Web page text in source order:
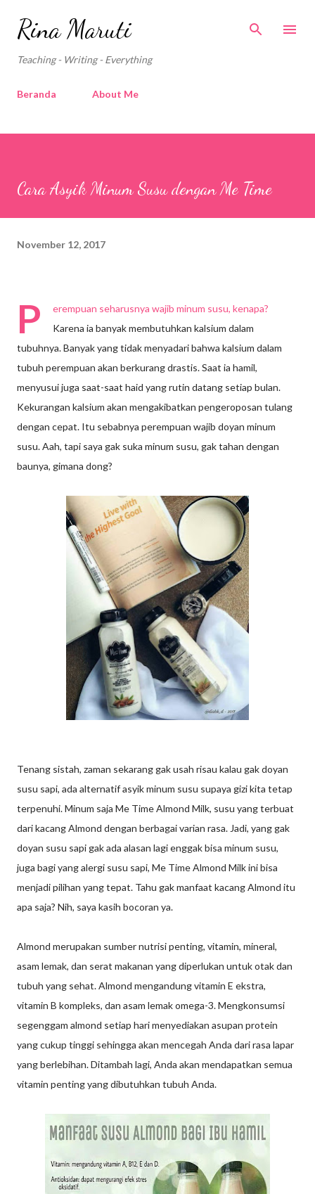
Rina Maruti
Teaching - Writing - Everything
Beranda About Me
Cara Asyik Minum Susu dengan Me Time
November 12, 2017
P
erempuan seharusnya wajib minum susu, kenapa?
Karena ia banyak membutuhkan kalsium dalam
tubuhnya. Banyak yang tidak menyadari bahwa kalsium dalam
tubuh perempuan akan berkurang drastis. Saat ia hamil,
menyusui juga saat-saat haid yang rutin datang setiap bulan.
Kekurangan kalsium akan mengakibatkan pengeroposan tulang
dengan cepat. Itu sebabnya perempuan wajib doyan minum
susu. Aah, tapi saya gak suka minum susu, gak tahan dengan
baunya, gimana dong?
Tenang sistah, zaman sekarang gak usah risau kalau gak doyan
susu sapi, ada alternatif asyik minum susu supaya gizi kita tetap
terpenuhi. Minum saja Me Time Almond Milk, susu yang terbuat
dari kacang Almond dengan berbagai varian rasa. Jadi, yang gak
doyan susu sapi gak ada alasan lagi enggak bisa minum susu,
juga bagi yang alergi susu sapi, Me Time Almond Milk ini bisa
menjadi pilihan yang tepat. Tahu gak manfaat kacang Almond itu
apa saja? Nih, saya kasih bocoran ya.
Almond merupakan sumber nutrisi penting, vitamin, mineral,
asam lemak, dan serat makanan yang diperlukan untuk otak dan
tubuh yang sehat. Almond mengandung vitamin E ekstra,
vitamin B kompleks, dan asam lemak omega-3. Mengkonsumsi
segenggam almond setiap hari menyediakan asupan protein
yang cukup tinggi sehingga akan mencegah Anda dari rasa lapar
yang berlebihan. Ditambah lagi, Anda akan mendapatkan semua
vitamin penting yang dibutuhkan tubuh Anda.